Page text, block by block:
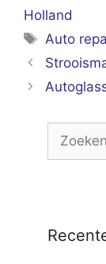
Holland
Tags
Auto
naar: